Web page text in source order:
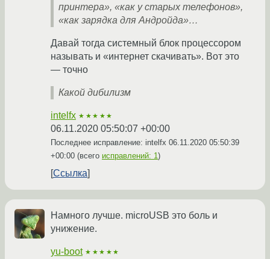
принтера», «как у старых телефонов»,
«как зарядка для Андройда»…
Давай тогда системный блок процессором
называть и «интернет скачивать». Вот это
— точно
Какой дибилизм
intelfx ★★★★★
06.11.2020 05:50:07 +00:00
Последнее исправление: intelfx 06.11.2020 05:50:39
+00:00 (всего исправлений: 1)
Ссылка
Намного лучше. microUSB это боль и
унижение.
yu-boot ★★★★★